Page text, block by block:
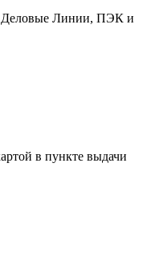
Деловые Линии, ПЭК и
в пункте выдачи